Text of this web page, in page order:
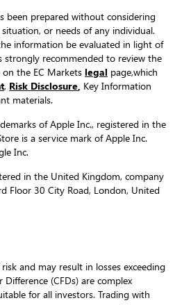
been prepared without considering
or needs of any individual.
information be evaluated in light of
strongly recommended to review the
the EC Markets legal page,which
, Risk Disclosure, Key Information
materials.
of Apple Inc., registered in the
is a service mark of Apple Inc.
Inc.
in the United Kingdom, company
Floor 30 City Road, London, United
and may result in losses exceeding
(CFDs) are complex
for all investors. Trading with